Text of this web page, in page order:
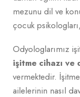
mezunu dil ve
çocuk
Odyologlarımız
işitme cihazı ve
vermektedir.
ailelerinin nasıl